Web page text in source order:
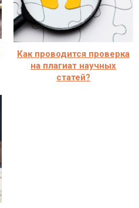
Как проводится проверка
на плагиат научных
статей?